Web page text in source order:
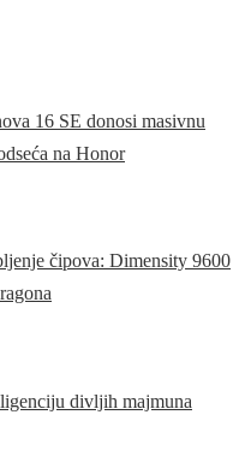
16 SE donosi masivnu
na Honor
čipova: Dimensity 9600
divljih majmuna